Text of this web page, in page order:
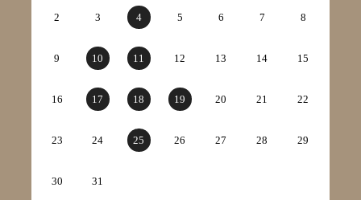
2 3 4 5 6 7 8
9 10 11 12 13 14 15
16 17 18 19 20 21 22
23 24 25 26 27 28 29
30 31